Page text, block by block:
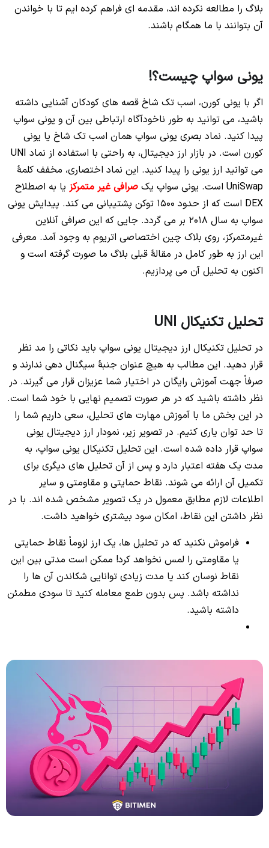
بلاگ را مطالعه نکرده اند، مقدمه ای فراهم کرده ایم تا با خواندن
آن بتوانند با ما همگام باشند.
یونی سواپ چیست؟!
اگر با یونی کورن، اسب تک شاخ قصه های کودکان آشنایی داشته
باشید، می توانید به طور ناخودآگاه ارتباطی بین آن و یونی سواپ
پیدا کنید. نماد بصری یونی سواپ همان اسب تک شاخ یا یونی
کورن است. در بازار ارز دیجیتال، به راحتی با استفاده از نماد UNI
می توانید ارز یونی را پیدا کنید. این نماد اختصاری، مخفف کلمۀ
UniSwap است. یونی سواپ یک
صرافی غیر متمرکز یا به اصطلاح
DEX است که از حدود 1500 توکن پشتیبانی می کند. پیدایش یونی
سواپ به سال 2018 بر می گردد. جایی که این صرافی آنلاین
غیرمتمرکز، روی بلاک چین اختصاصی اتریوم به وجود آمد. معرفی
این ارز به طور کامل در مقالۀ قبلی بلاگ ما صورت گرفته است و
اکنون به تحلیل آن می پردازیم.
تحلیل تکنیکال UNI
در تحلیل تکنیکال ارز دیجیتال یونی سواپ باید نکاتی را مد نظر
قرار دهید. این مطالب به هیچ عنوان جنبۀ سیگنال دهی ندارند و
صرفاً جهت آموزش رایگان در اختیار شما عزیزان قرار می گیرند. در
نظر داشته باشید که در هر صورت تصمیم نهایی با خود شما است.
در این بخش ما با آموزش مهارت های تحلیل، سعی داریم شما را
تا حد توان یاری کنیم. در تصویر زیر، نمودار ارز دیجیتال یونی
سواپ قرار داده شده است. این تحلیل تکنیکال یونی سواپ، به
مدت یک هفته اعتبار دارد و پس از آن تحلیل های دیگری برای
تکمیل آن ارائه می شوند. نقاط حمایتی و مقاومتی و سایر
اطلاعات لازم مطابق معمول در یک تصویر مشخص شده اند. با در
نظر داشتن این نقاط، امکان سود بیشتری خواهید داشت.
فراموش نکنید که در تحلیل ها، یک ارز لزوماً نقاط حمایتی
یا مقاومتی را لمس نخواهد کرد! ممکن است مدتی بین این
نقاط نوسان کند یا مدت زیادی توانایی شکاندن آن ها را
نداشته باشد. پس بدون طمع معامله کنید تا سودی مطمئن
داشته باشید.